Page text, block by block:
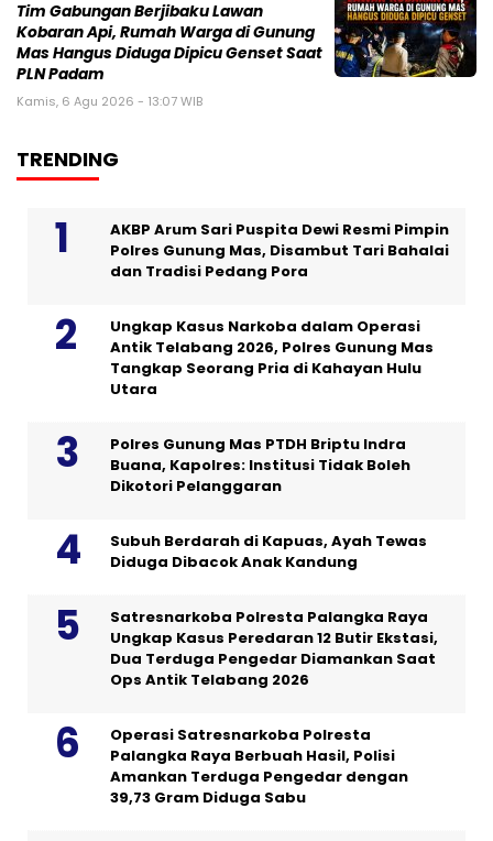
Tim Gabungan Berjibaku Lawan
Kobaran Api, Rumah Warga di Gunung
Mas Hangus Diduga Dipicu Genset Saat
PLN Padam
Kamis, 6 Agu 2026 - 13:07 WIB
TRENDING
AKBP Arum Sari Puspita Dewi Resmi Pimpin
Polres Gunung Mas, Disambut Tari Bahalai
dan Tradisi Pedang Pora
Ungkap Kasus Narkoba dalam Operasi
Antik Telabang 2026, Polres Gunung Mas
Tangkap Seorang Pria di Kahayan Hulu
Utara
Polres Gunung Mas PTDH Briptu Indra
Buana, Kapolres: Institusi Tidak Boleh
Dikotori Pelanggaran
Subuh Berdarah di Kapuas, Ayah Tewas
Diduga Dibacok Anak Kandung
Satresnarkoba Polresta Palangka Raya
Ungkap Kasus Peredaran 12 Butir Ekstasi,
Dua Terduga Pengedar Diamankan Saat
Ops Antik Telabang 2026
Operasi Satresnarkoba Polresta
Palangka Raya Berbuah Hasil, Polisi
Amankan Terduga Pengedar dengan
39,73 Gram Diduga Sabu